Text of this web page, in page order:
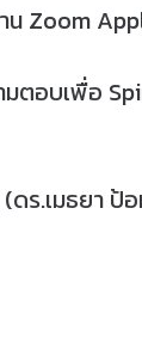
น Zoom
มตอบเพื่อ
ดร.เมธยา